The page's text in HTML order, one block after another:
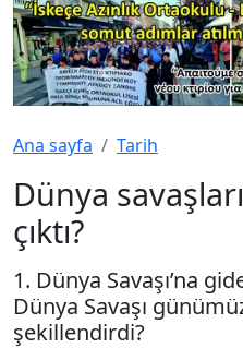
Ana sayfa Tarih
Dünya
çıktı?
1. Dünya Savaşı’na
Dünya Savaşı
şekillendirdi?